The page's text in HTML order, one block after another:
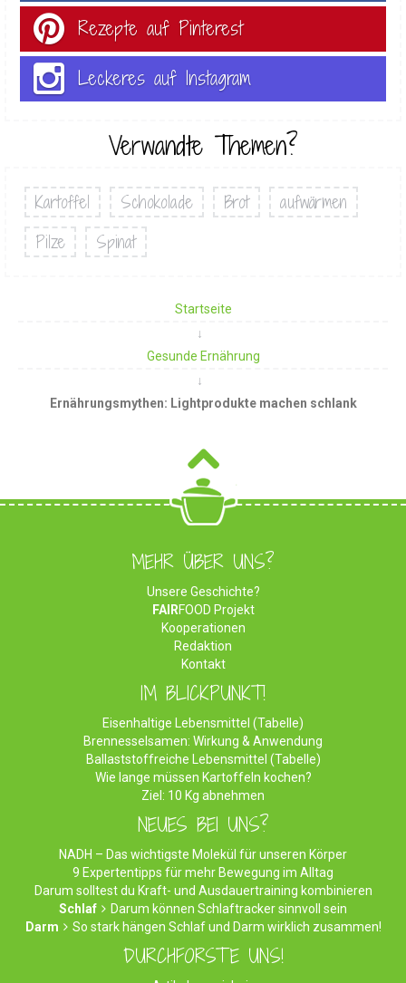
Rezepte auf Pinterest
Leckeres auf Instagram
Verwandte Themen?
Kartoffel Schokolade Brot
aufwärmen
Pilze
Spinat
Startseite
Gesunde Ernährung
Ernährungsmythen: Lightprodukte machen schlank
MEHR ÜBER UNS?
Unsere Geschichte?
FAIRFOOD Projekt
Kooperationen
Redaktion
Kontakt
IM BLICKPUNKT!
Eisenhaltige Lebensmittel (Tabelle)
Brennesselsamen: Wirkung & Anwendung
Ballaststoffreiche Lebensmittel (Tabelle)
Wie lange müssen Kartoffeln kochen?
Ziel: 10 Kg abnehmen
NEUES BEI UNS?
NADH – Das wichtigste Molekül für unseren Körper
9 Expertentipps für mehr Bewegung im Alltag
Darum solltest du Kraft- und Ausdauertraining kombinieren
Schlaf
Darum können Schlaftracker sinnvoll sein
Darm
So stark hängen Schlaf und Darm wirklich zusammen!
DURCHFORSTE UNS!